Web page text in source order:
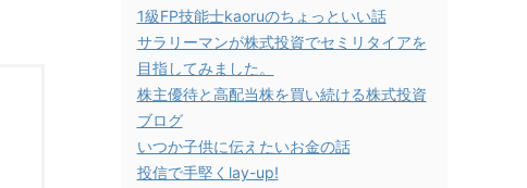
1級FP技能士kaoruのちょっといい話
サラリーマンが株式投資でセミリタイアを
目指してみました。
株主優待と高配当株を買い続ける株式投資
ブログ
いつか子供に伝えたいお金の話
投信で手堅くlay-up!